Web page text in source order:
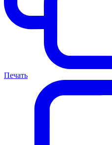
Печать